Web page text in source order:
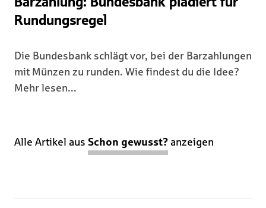
Rundungsregel
Die Bundesbank schlägt vor, bei der Barzahlungen
mit Münzen zu runden. Wie findest du die Idee?
Mehr lesen...
Alle Artikel aus Schon gewusst? anzeigen